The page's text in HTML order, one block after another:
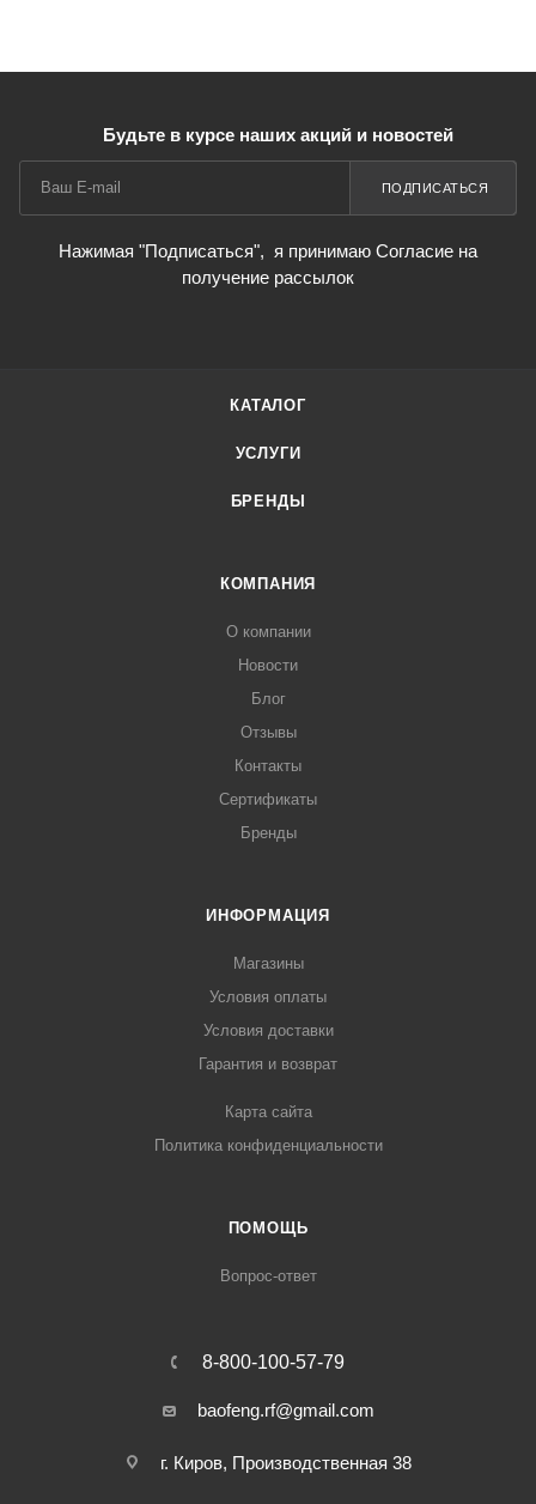
Будьте в курсе наших акций и новостей
ПОДПИСАТЬСЯ
Нажимая "Подписаться", я принимаю Согласие на
получение рассылок
КАТАЛОГ
УСЛУГИ
БРЕНДЫ
КОМПАНИЯ
О компании
Новости
Блог
Отзывы
Контакты
Сертификаты
Бренды
ИНФОРМАЦИЯ
Магазины
Условия оплаты
Условия доставки
Гарантия и возврат
Карта сайта
Политика конфиденциальности
ПОМОЩЬ
Вопрос-ответ
8-800-100-57-79
baofeng.rf@gmail.com
г. Киров, Производственная 38